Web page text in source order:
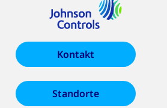
Kontakt
Standorte